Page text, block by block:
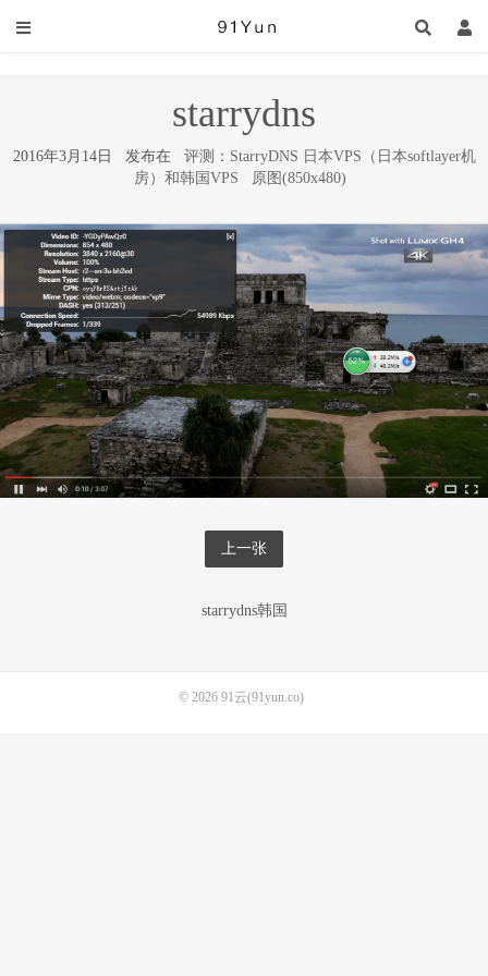
starrydns
2016年3月14日 发布在 评测：StarryDNS 日本VPS（日本softlayer机
房）和韩国VPS
原图(850x480)
上一张
starrydns韩国
© 2026 91云(91yun.co)